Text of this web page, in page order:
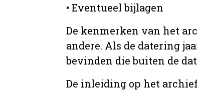
• Eventueel bijlagen
De kenmerken van het
andere. Als de datering
bevinden die buiten de
De inleiding op het